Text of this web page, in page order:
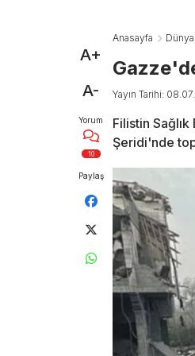
A+
A-
Yorum
10
Paylaş
Anasayfa Dünya
Yayın Tarihi:
Filistin
Şeridi'nde